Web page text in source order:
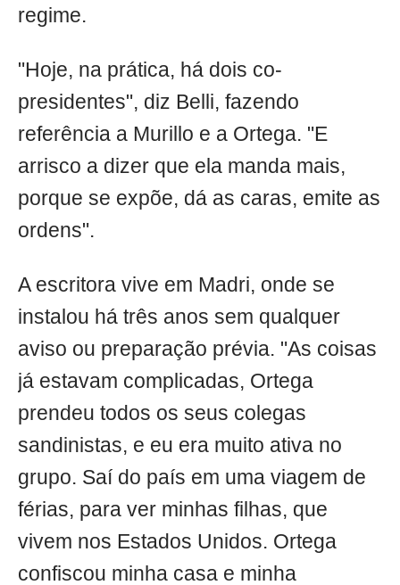
regime.
"Hoje, na prática, há dois co-
presidentes", diz Belli, fazendo
referência a Murillo e a Ortega. "E
arrisco a dizer que ela manda mais,
porque se expõe, dá as caras, emite as
ordens".
A escritora vive em Madri, onde se
instalou há três anos sem qualquer
aviso ou preparação prévia. "As coisas
já estavam complicadas, Ortega
prendeu todos os seus colegas
sandinistas, e eu era muito ativa no
grupo. Saí do país em uma viagem de
férias, para ver minhas filhas, que
vivem nos Estados Unidos. Ortega
confiscou minha casa e minha